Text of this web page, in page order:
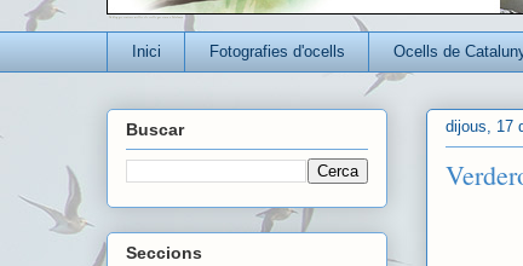
Un blog per conèixer millor els ocells que viuen a Catalunya
Inici Fotografies d'ocells Ocells de
dijous, 17
Buscar
Seccions